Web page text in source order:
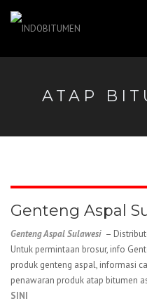
ATAP
Genteng Aspal
Genteng Aspal Sulawesi –
Untuk permintaan brosur, info
produk genteng aspal, informasi
penawaran produk atap bitumen
SINI